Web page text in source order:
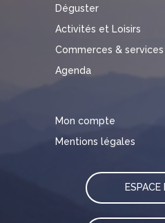
Déguster
Activités et Loisirs
Commerces & services
Agenda
Mon compte
Mentions légales
ESPACE